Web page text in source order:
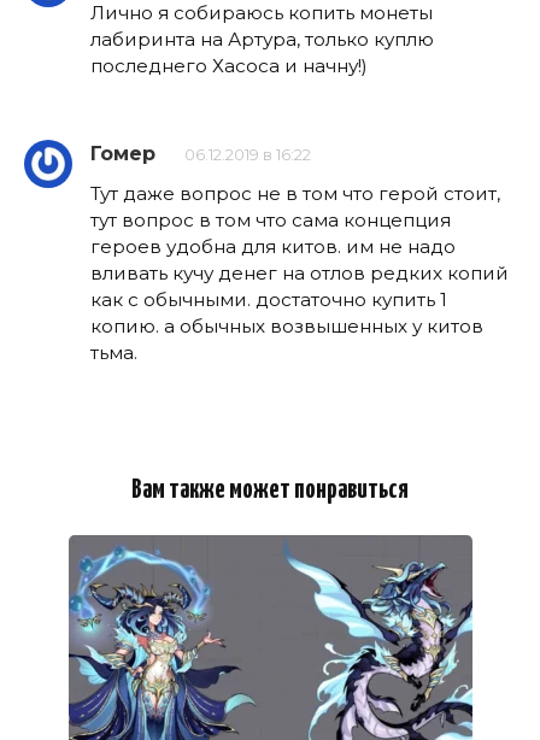
Лично я собираюсь копить монеты
лабиринта на Артура, только куплю
последнего Хасоса и начну!)
Гомер 06.12.2019 в 16:22
Тут даже вопрос не в том что герой стоит,
тут вопрос в том что сама концепция
героев удобна для китов. им не надо
вливать кучу денег на отлов редких копий
как с обычными. достаточно купить 1
копию. а обычных возвышенных у китов
тьма.
Вам также может понравиться